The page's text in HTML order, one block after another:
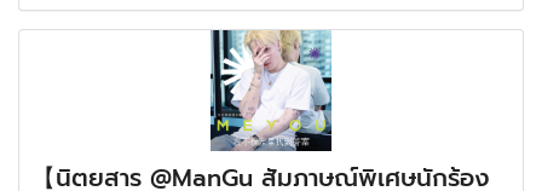
【นิตยสาร @ManGu สัมภาษณ์พิเศษนักร้อง